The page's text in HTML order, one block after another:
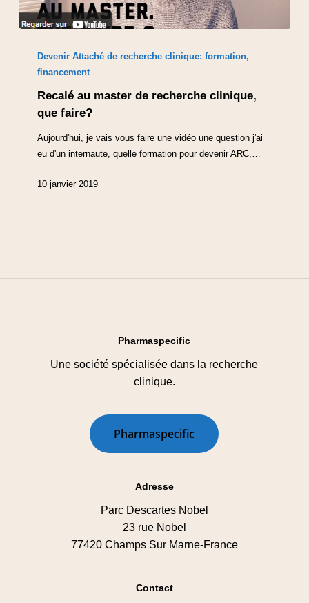
Devenir Attaché de recherche clinique: formation,
financement
Recalé au master de recherche clinique,
que faire?
Aujourd'hui, je vais vous faire une vidéo une question j'ai
eu d'un internaute, quelle formation pour devenir ARC,…
10 janvier 2019
Pharmaspecific
Une société spécialisée dans la recherche
clinique.
Pharmaspecific
Adresse
Parc Descartes Nobel
23 rue Nobel
77420 Champs Sur Marne-France
Contact